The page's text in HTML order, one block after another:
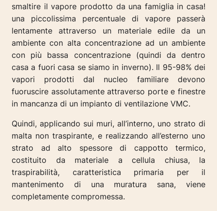
smaltire il vapore prodotto da una famiglia in casa!
una piccolissima percentuale di vapore passerà
lentamente attraverso un materiale edile da un
ambiente con alta concentrazione ad un ambiente
con più bassa concentrazione (quindi da dentro
casa a fuori casa se siamo in inverno). Il 95-98% dei
vapori prodotti dal nucleo familiare devono
fuoruscire assolutamente attraverso porte e finestre
in mancanza di un impianto di ventilazione VMC.
Quindi, applicando sui muri, all’interno, uno strato di
malta non traspirante, e realizzando all’esterno uno
strato ad alto spessore di cappotto termico,
costituito da materiale a cellula chiusa, la
traspirabilità, caratteristica primaria per il
mantenimento di una muratura sana, viene
completamente compromessa.